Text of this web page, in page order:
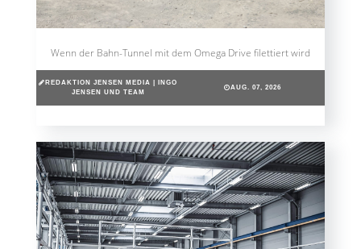
Wenn der Bahn-Tunnel mit dem Omega Drive filettiert wird
REDAKTION JENSEN MEDIA | INGO
JENSEN UND TEAM
AUG. 07, 2026